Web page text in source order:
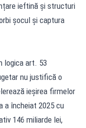
ieftină și structuri
șocul și captura
logica art. 53
nu justifică o
ieșirea firmelor
a încheiat 2025 cu
146 miliarde lei,